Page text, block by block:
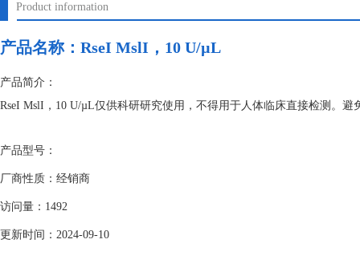
Product information
产品名称： RseI MslI，10 U/µL
产品简介：
RseI MslI，10 U/µL仅供科研研究使用，不得用于人体临床直接检测。
产品型号：
厂商性质：经销商
访问量：1492
更新时间：2024-09-10